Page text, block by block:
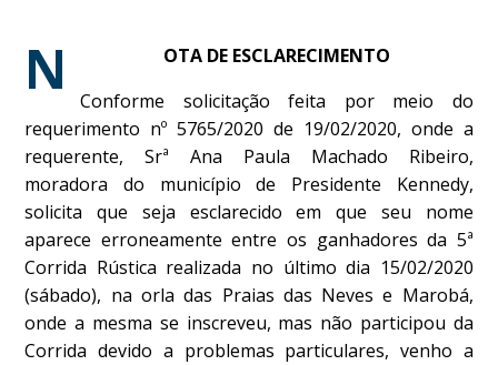
N
OTA DE ESCLARECIMENTO
Conforme solicitação feita por meio do
requerimento nº 5765/2020 de 19/02/2020, onde a
requerente, Srª Ana Paula Machado Ribeiro,
moradora do município de Presidente Kennedy,
solicita que seja esclarecido em que seu nome
aparece erroneamente entre os ganhadores da 5ª
Corrida Rústica realizada no último dia 15/02/2020
(sábado), na orla das Praias das Neves e Marobá,
onde a mesma se inscreveu, mas não participou da
Corrida devido a problemas particulares, venho a